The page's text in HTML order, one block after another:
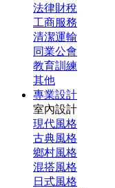
法律財稅
工商服務
清潔運輸
同業公會
教育訓練
其他
專業設計
室內設計
現代風格
古典風格
鄉村風格
混搭風格
日式風格